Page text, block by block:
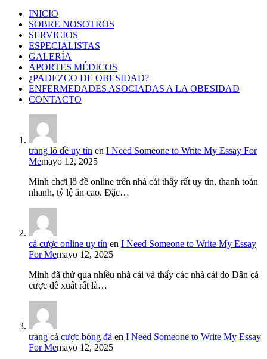
INICIO
SOBRE NOSOTROS
SERVICIOS
ESPECIALISTAS
GALERÍA
APORTES MÉDICOS
¿PADEZCO DE OBESIDAD?
ENFERMEDADES ASOCIADAS A LA OBESIDAD
CONTACTO
trang lô đề uy tín en I Need Someone to Write My Essay For
Memayo 12, 2025
Mình chơi lô đề online trên nhà cái thấy rất uy tín, thanh toán
nhanh, tỷ lệ ăn cao. Đặc…
cá cược online uy tín en I Need Someone to Write My Essay
For Memayo 12, 2025
Mình đã thử qua nhiều nhà cái và thấy các nhà cái do Dân cá
cược đề xuất rất là…
trang cá cược bóng đá en I Need Someone to Write My Essay
For Memayo 12, 2025